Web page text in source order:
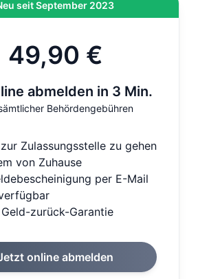
seit September 2023
49,90 €
abmelden in 3 Min.
Behördengebühren
Zulassungsstelle zu gehen
von Zuhause
per E-Mail
Geld-zurück-Garantie
online abmelden